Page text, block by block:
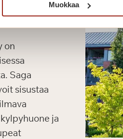
Muokkaa
on
Saga
sisustaa
ja